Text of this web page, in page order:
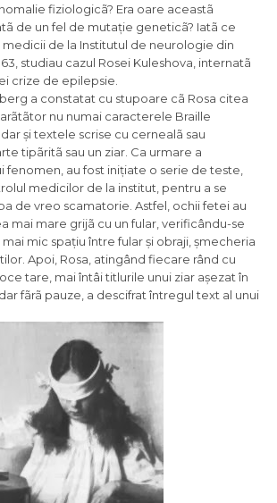
fiziologicã? Era oare aceastã
de un fel de mutație geneticã? Iatã ce
de la Institutul de neurologie din
studiau cazul Rosei Kuleshova, internatã
crize de epilepsie.
a constatat cu stupoare cã Rosa citea
nu numai caracterele Braille
și textele scrise cu cernealã sau
tipãritã sau un ziar. Ca urmare a
fenomen, au fost inițiate o serie de teste,
medicilor de la institut, pentru a se
de vreo scamatorie. Astfel, ochii fetei au
mai mare grijã cu un fular, verificându-se
mic spațiu între fular și obraji, șmecheria
Apoi, Rosa, atingând fiecare rând cu
tare, mai întâi titlurile unui ziar așezat în
fãrã pauze, a descifrat întregul text al unui